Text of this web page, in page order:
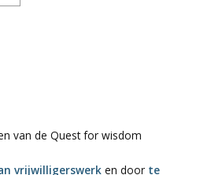
van de Quest for wisdom
vrijwilligerswerk en door te